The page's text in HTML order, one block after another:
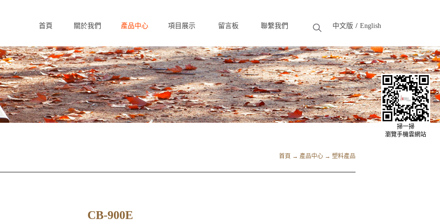
中文版 English
首頁
Home
關於我們
About us
產品中心
Products
項目展示
Case
留言板
Feedback
聯繫我們
Contact
首頁 → 產品中心 → 塑料產品
CB-900E
掃一掃
瀏覽手機雲網站